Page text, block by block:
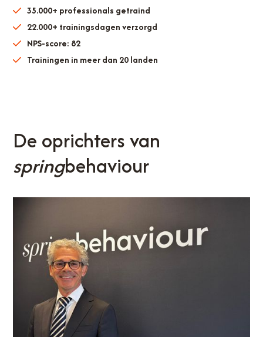
35.000+ professionals getraind
22.000+ trainingsdagen verzorgd
NPS-score: 82
Trainingen in meer dan 20 landen
De oprichters van
springbehaviour